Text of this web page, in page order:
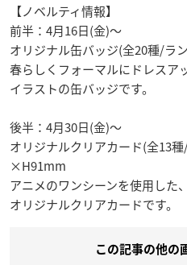
【ノベルティ情報】
前半：4月16日(金)～
オリジナル缶バッジ(全20種/ラ
春らしくフォーマルにドレスア
イラストの缶バッジです。
後半：4月30日(金)～
オリジナルクリアカード(全13
×H91mm
アニメのワンシーンを使用した
オリジナルクリアカードです。
この記事の他の